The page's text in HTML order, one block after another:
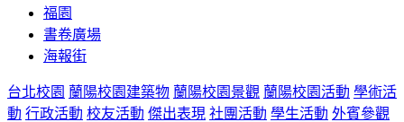
福園
書卷廣場
海報街
台北校園 蘭陽校園建築物 蘭陽校園景觀 蘭陽校園活動 學術活
動 行政活動 校友活動 傑出表現 社團活動 學生活動 外賓參觀